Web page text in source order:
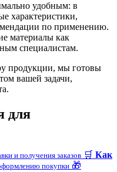
удобным: в
характеристики,
по применению.
материалы как
специалистам.
продукции, мы готовы
вашей задачи,
для
и получения заказов 🛒 Как
покупки 🎁